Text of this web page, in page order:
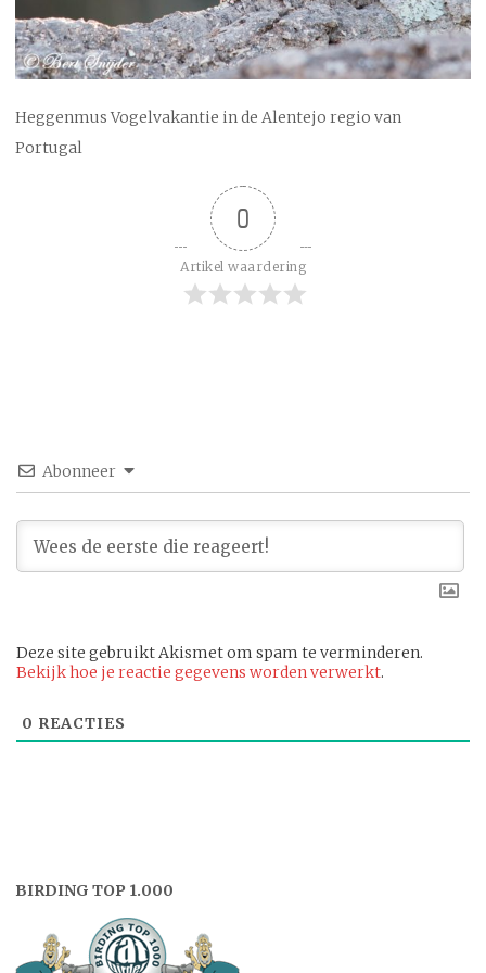
Heggenmus Vogelvakantie in de Alentejo regio van
Portugal
0
Artikel waardering
Abonneer
Deze site gebruikt Akismet om spam te verminderen.
Bekijk hoe je reactie gegevens worden verwerkt.
0 REACTIES
BIRDING TOP 1.000